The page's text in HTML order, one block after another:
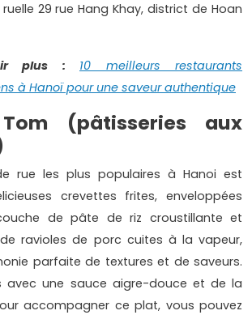
29 rue Hang Khay, district de Hoan
plus : 10 meilleurs restaurants
à Hanoï pour une saveur authentique
(pâtisseries aux
rue les plus populaires à Hanoi est
crevettes frites, enveloppées
de pâte de riz croustillante et
ravioles de porc cuites à la vapeur,
parfaite de textures et de saveurs.
avec une sauce aigre-douce et de la
accompagner ce plat, vous pouvez